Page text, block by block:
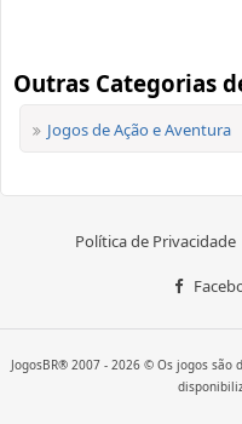
Outras Categorias
Jogos de Ação e Aventura
Política de Privacidade
JogosBR® 2007 - 2026 © Os jogos